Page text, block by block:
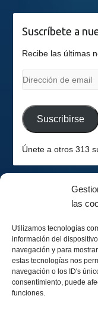
las
Utilizamos tecnologías
información del
navegación y para
estas tecnologías nos
navegación o los ID's
consentimiento, puede
funciones.
Suscríbete a
Recibe las últimas
Dirección
email
Suscribirse
Únete a otros 313